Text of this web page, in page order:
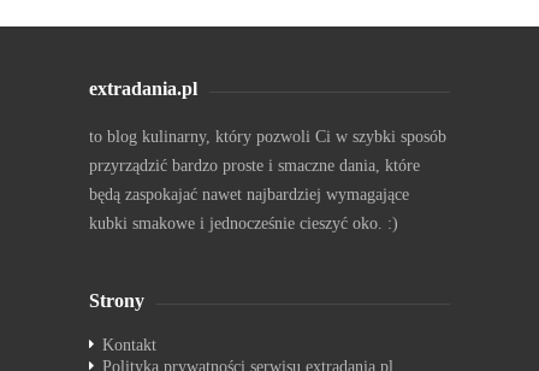
extradania.pl
to blog kulinarny, który pozwoli Ci w szybki sposób
przyrządzić bardzo proste i smaczne dania, które
będą zaspokajać nawet najbardziej wymagające
kubki smakowe i jednocześnie cieszyć oko. :)
Strony
Kontakt
Polityka prywatności serwisu extradania.pl